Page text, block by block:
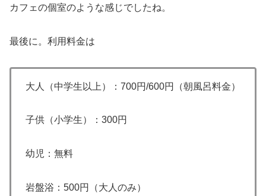
カフェの個室のような感じでしたね。
最後に。利用料金は
大人（中学生以上）：700円/600円（朝風呂料金）
子供（小学生）：300円
幼児：無料
岩盤浴：500円（大人のみ）